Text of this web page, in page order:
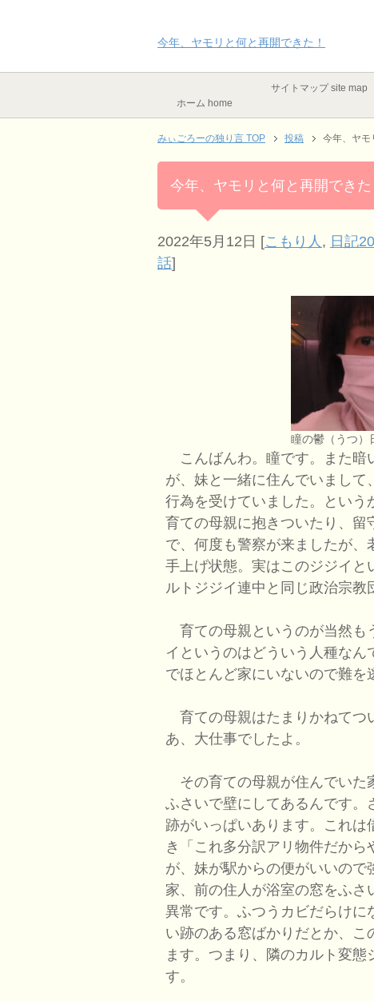
今年、ヤモリと何と再開できた！
ホーム home
サイトマップ site map
みぃごろーの独り言 TOP 投稿 今年、ヤモ
今年、ヤモリと何と再開できた
2022年5月12日 [こもり人 , 日記
話]
瞳の鬱（うつ）
こんばんわ。瞳です。また暗
が、妹と一緒に住んでいまし
行為を受けていました。とい
育ての母親に抱きついたり、留
で、何度も警察が来ましたが
手上げ状態。実はこのジジイと
ルトジジイ連中と同じ政治宗教
育ての母親というのが当然も
イというのはどういう人種な
でほとんど家にいないので難を
育ての母親はたまりかねてつ
あ、大仕事でしたよ。
その育ての母親が住んでいた
ふさいで壁にしてあるんです。
跡がいっぱいあります。これは
き「これ多分訳アリ物件だか
が、妹が駅からの便がいいの
家、前の住人が浴室の窓をふ
異常です。ふつうカビだらけに
い跡のある窓ばかりだとか、こ
ます。つまり、隣のカルト変
す。